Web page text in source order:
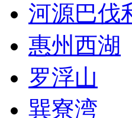
河源巴伐
惠州西湖
罗浮山
巽寮湾